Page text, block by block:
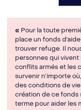
« Pour la toute
place un fonds
trouver refuge. Il
personnes qui
conflits armés et les
survenir n’importe
des conditions de
création de ce fonds
terme pour aider les